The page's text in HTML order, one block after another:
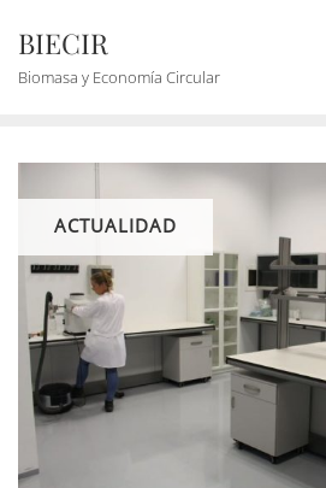
BIECIR
Biomasa y Economía Circular
ACTUALIDAD